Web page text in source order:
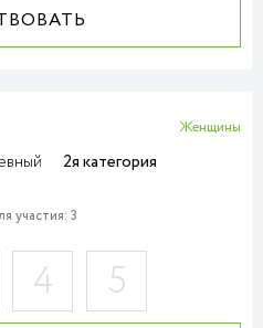
2я категория
Женщины
участия: 3
4 5